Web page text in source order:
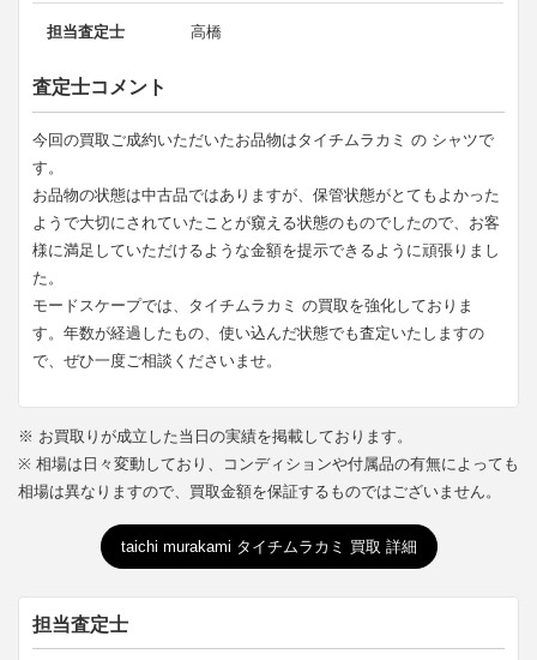
担当査定士 高橋
査定士コメント
今回の買取ご成約いただいたお品物はタイチムラカミ の シャツで
す。
お品物の状態は中古品ではありますが、保管状態がとてもよかった
ようで大切にされていたことが窺える状態のものでしたので、お客
様に満足していただけるような金額を提示できるように頑張りまし
た。
モードスケープでは、タイチムラカミ の買取を強化しておりま
す。年数が経過したもの、使い込んだ状態でも査定いたしますの
で、ぜひ一度ご相談くださいませ。
※ お買取りが成立した当日の実績を掲載しております。
※ 相場は日々変動しており、コンディションや付属品の有無によっても
相場は異なりますので、買取金額を保証するものではございません。
taichi murakami タイチムラカミ 買取 詳細
担当査定士